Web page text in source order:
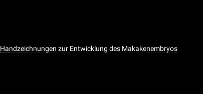
Handzeichnungen zur Entwicklung des Makakenembryos